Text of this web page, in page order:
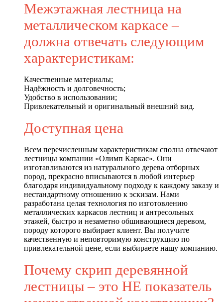
Межэтажная лестница на
металлическом каркасе –
должна отвечать следующим
характеристикам:
Качественные материалы;
Надёжность и долговечность;
Удобство в использовании;
Привлекательный и оригинальный внешний вид.
Доступная цена
Всем перечисленным характеристикам сполна отвечают
лестницы компании «Олимп Каркас». Они
изготавливаются из натурального дерева отборных
пород, прекрасно вписываются в любой интерьер
благодаря индивидуальному подходу к каждому заказу и
нестандартному отношению к эскизам. Нами
разработана целая технология по изготовлению
металлических каркасов лестниц и антресольных
этажей, быстро и незаметно обшивающиеся деревом,
породу которого выбирает клиент. Вы получите
качественную и неповторимую конструкцию по
привлекательной цене, если выбираете нашу компанию.
Почему скрип деревянной
лестницы – это НЕ показатель